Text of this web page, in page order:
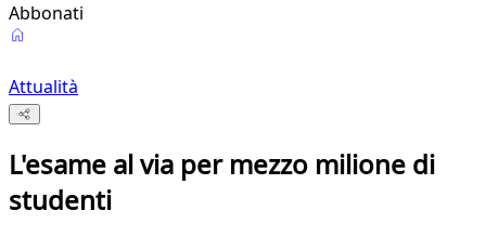
Abbonati
Attualità
L'esame al via per mezzo milione di
studenti